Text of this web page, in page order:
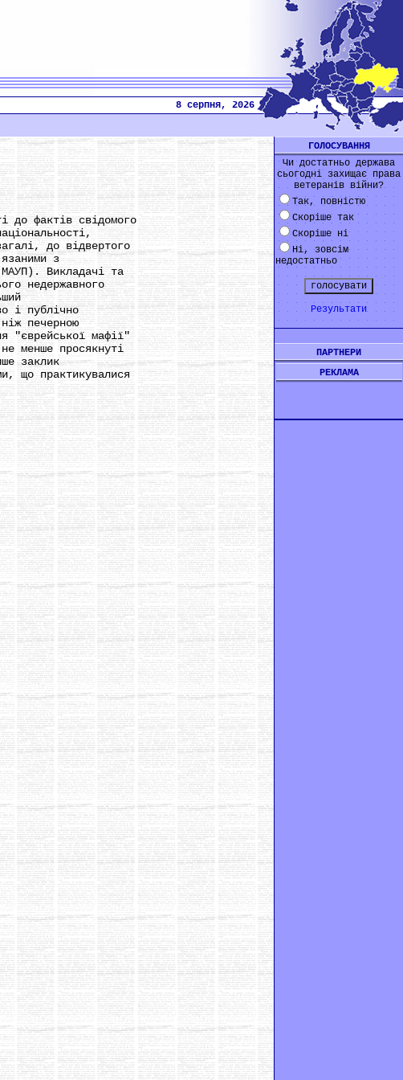
8 серпня, 2026
фактів свідомого
до відвертого
з
Викладачі та
недержавного
і публічно
печерною
"єврейської мафії"
менше просякнуті
заклик
що практикувалися
ГОЛОСУВАННЯ
Чи достатньо держава
сьогодні захищає права
ветеранів війни?
Так, повністю
Скоріше так
Скоріше ні
Ні, зовсім
недостатньо
Результати
ПАРТНЕРИ
РЕКЛАМА